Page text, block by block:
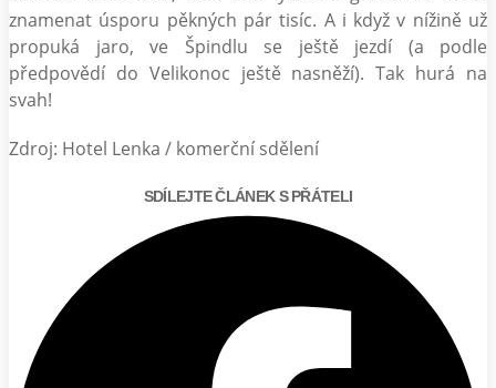
znamenat úsporu pěkných pár tisíc. A i když v nížině už
propuká jaro, ve Špindlu se ještě jezdí (a podle
předpovědí do Velikonoc ještě nasněží). Tak hurá na
svah!
Zdroj: Hotel Lenka / komerční sdělení
SDÍLEJTE ČLÁNEK S PŘÁTELI